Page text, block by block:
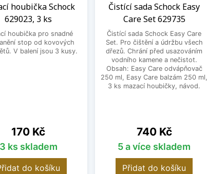
houbička Schock
629023, 3 ks
houbička pro snadné
stop od kovových
V balení jsou 3 kusy.
Cena
170 Kč
3 ks skladem
do košíku
Čistící sada Schock Easy
Care Set 629735
Čistící sada Schock Easy Care
Set. Pro čištění a údržbu všech
dřezů. Chrání před usazováním
vodního kamene a nečistot.
Obsah: Easy Care odvápňovač
250 ml, Easy Care balzám 250 ml,
3 ks mazací houbičky, návod.
Cena
740 Kč
5 a více skladem
Přidat do košíku